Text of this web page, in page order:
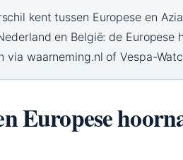
kent tussen Europese en
en België: de Europese
via waarneming.nl of Vespa-
Europese